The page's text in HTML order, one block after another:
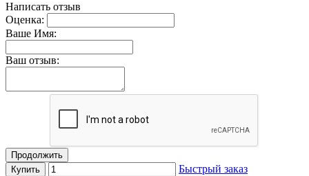
Написать отзыв
Оценка:
Ваше Имя:
Ваш отзыв:
Продолжить
Купить
Быстрый заказ